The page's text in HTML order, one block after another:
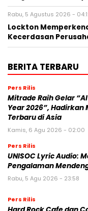
Rabu, 5 Agustus 2026 -
Lockton
Kecerdasan
BERITA TERBARU
Pers Rilis
Mitrade Raih Gelar
Year 2026”, Hadirkan
Terbaru di Asia
Kamis, 6 Agu 2026 - 02:00
Pers Rilis
UNISOC Lyric Audio:
Pengalaman
Rabu, 5 Agu 2026 - 23:58
Pers Rilis